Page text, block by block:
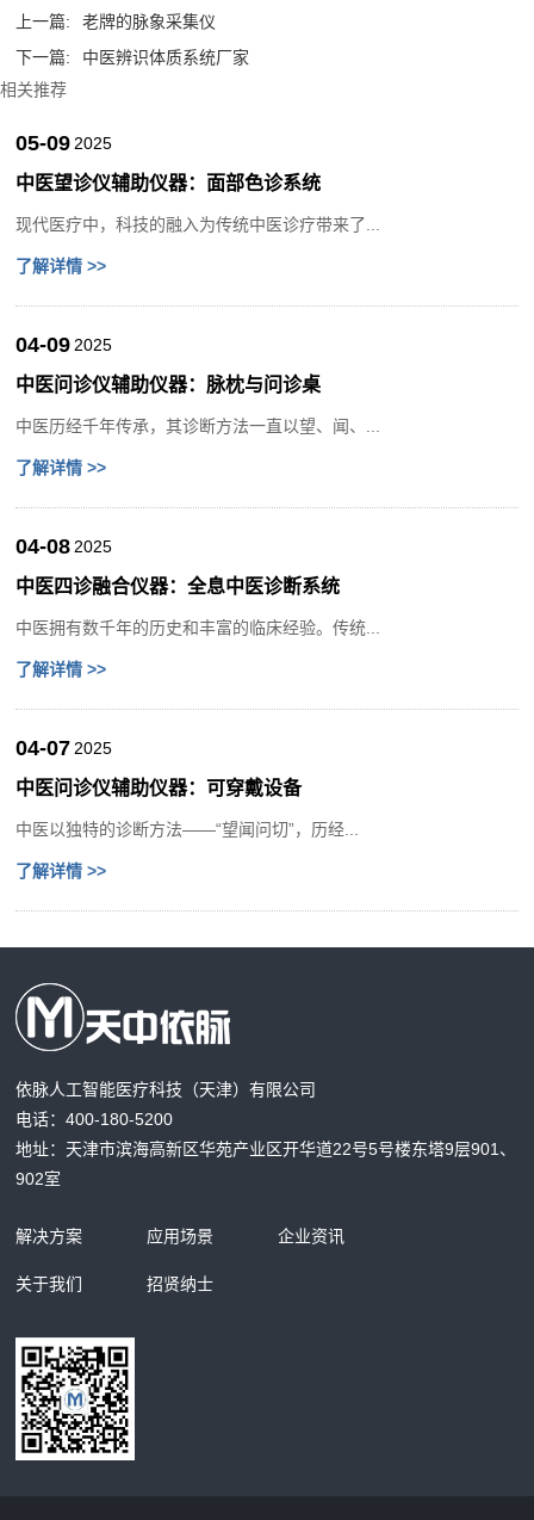
上一篇:
老牌的脉象采集仪
下一篇:
中医辨识体质系统厂家
相关推荐
05-09 2025
中医望诊仪辅助仪器：面部色诊系统
现代医疗中，科技的融入为传统中医诊疗带来了...
了解详情 >>
04-09 2025
中医问诊仪辅助仪器：脉枕与问诊桌
中医历经千年传承，其诊断方法一直以望、闻、...
了解详情 >>
04-08 2025
中医四诊融合仪器：全息中医诊断系统
中医拥有数千年的历史和丰富的临床经验。传统...
了解详情 >>
04-07 2025
中医问诊仪辅助仪器：可穿戴设备
中医以独特的诊断方法——“望闻问切”，历经...
了解详情 >>
依脉人工智能医疗科技（天津）有限公司
电话：400-180-5200
地址：天津市滨海高新区华苑产业区开华道22号5号楼东塔9层901、
902室
解决方案 应用场景 企业资讯
关于我们 招贤纳士